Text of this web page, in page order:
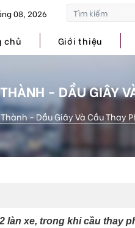
08, 2026
chủ Giới thiệu
- DẦU GIÂY
- Dầu Giây Và Cầu Thay
làn xe, trong khi cầu thay